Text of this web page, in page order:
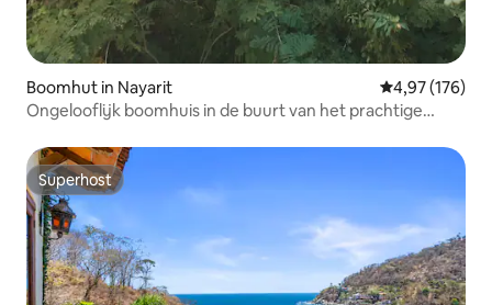
Boomhut in Nayarit Gemiddelde
4,97 (176)
Ongelooflijk boomhuis in de buurt van het prachtige
Superhost
Superhost